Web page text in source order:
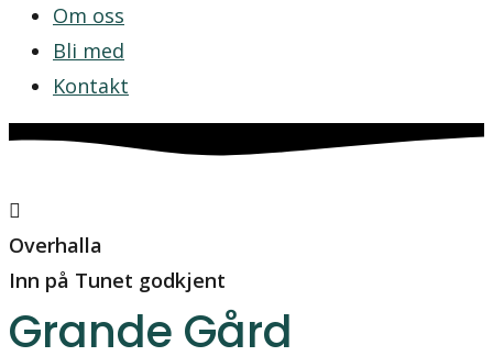
Om oss
Bli med
Kontakt
Overhalla
Inn på Tunet godkjent
Grande Gård